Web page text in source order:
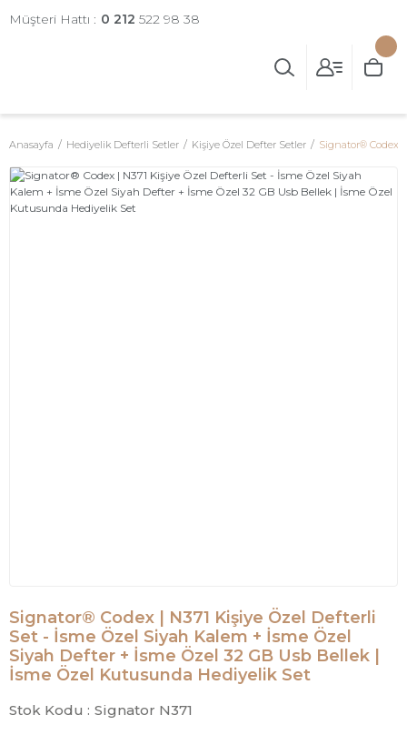
Müşteri Hattı : 0 212 522 98 38
Anasayfa Hediyelik Defterli Setler Kişiye Özel Defter Setler Signator® Codex
Signator® Codex | N371 Kişiye Özel Defterli
Set - İsme Özel Siyah Kalem + İsme Özel
Siyah Defter + İsme Özel 32 GB Usb Bellek |
İsme Özel Kutusunda Hediyelik Set
Stok Kodu : Signator N371